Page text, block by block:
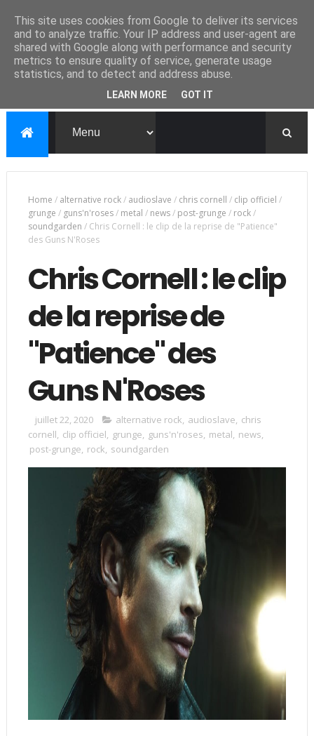
Home / alternative rock/ audioslave / chris cornell / clip officiel /
grunge / guns'n'roses/ metal / news/ post-grunge / rock/
soundgarden / Chris Cornell : le clip de la reprise de "Patience"
des Guns N'Roses
Chris Cornell : le clip
de la reprise de
"Patience" des
Guns N'Roses
juillet 22, 2020 alternative rock, audioslave, chris
cornell, clip officiel, grunge, guns'n'roses, metal, news,
post-grunge, rock, soundgarden
This site uses cookies from Google to deliver its services
and to analyze traffic. Your IP address and user-agent are
shared with Google along with performance and security
metrics to ensure quality of service, generate usage
statistics, and to detect and address abuse.
LEARN MORE GOT IT